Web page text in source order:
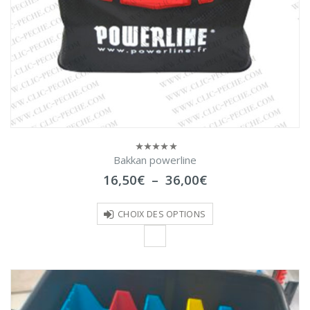
0
5
Bakkan powerline
16,50€ – 36,00€Plage
prix :
à
CHOIX DES OPTIONS